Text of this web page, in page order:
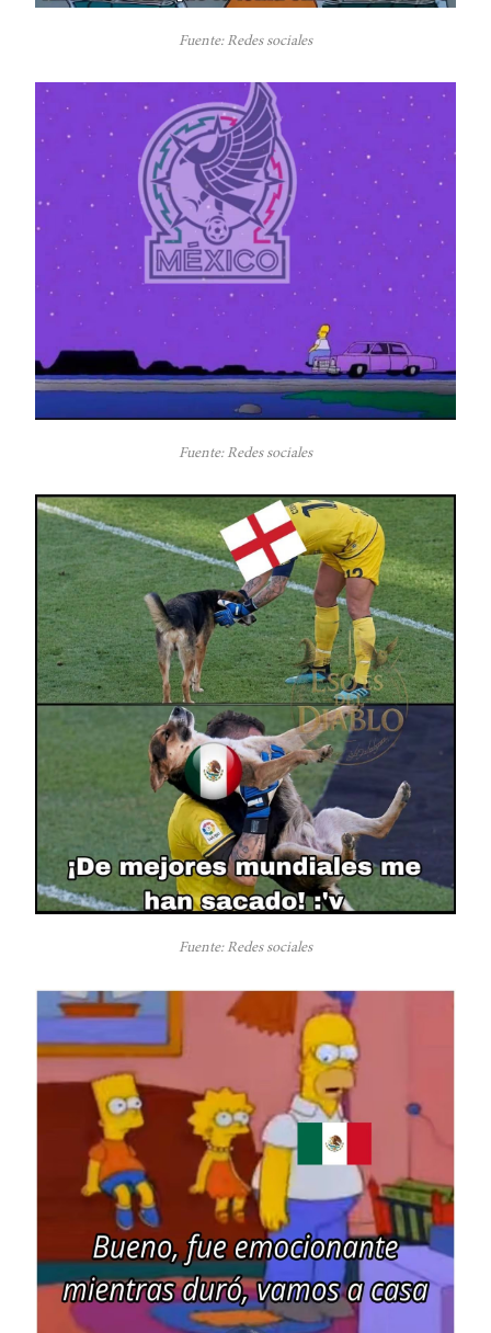
Fuente: Redes sociales
Fuente: Redes sociales
Fuente: Redes sociales